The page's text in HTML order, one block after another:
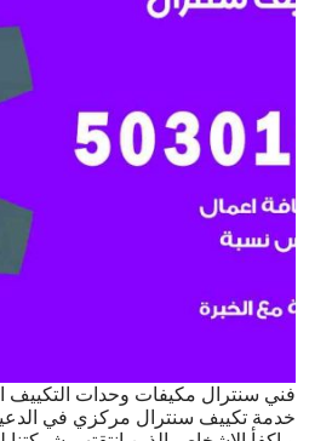
فني سنترال مكيفات وحدات
خدمة تكييف سنترال مركزي في